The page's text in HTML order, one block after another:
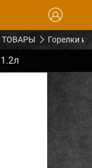
Горелки и